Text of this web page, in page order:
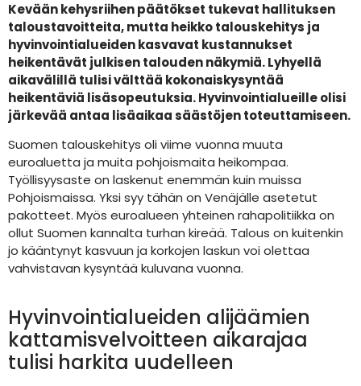
Kevään kehysriihen päätökset tukevat hallituksen
taloustavoitteita, mutta heikko talouskehitys ja
hyvinvointialueiden kasvavat kustannukset
heikentävät julkisen talouden näkymiä. Lyhyellä
aikavälillä tulisi välttää kokonaiskysyntää
heikentäviä lisäsopeutuksia. Hyvinvointialueille olisi
järkevää antaa lisäaikaa säästöjen toteuttamiseen.
Suomen talouskehitys oli viime vuonna muuta
euroaluetta ja muita pohjoismaita heikompaa.
Työllisyysaste on laskenut enemmän kuin muissa
Pohjoismaissa. Yksi syy tähän on Venäjälle asetetut
pakotteet. Myös euroalueen yhteinen rahapolitiikka on
ollut Suomen kannalta turhan kireää. Talous on kuitenkin
jo kääntynyt kasvuun ja korkojen laskun voi olettaa
vahvistavan kysyntää kuluvana vuonna.
Hyvinvointialueiden alijäämien
kattamisvelvoitteen aikarajaa
tulisi harkita uudelleen